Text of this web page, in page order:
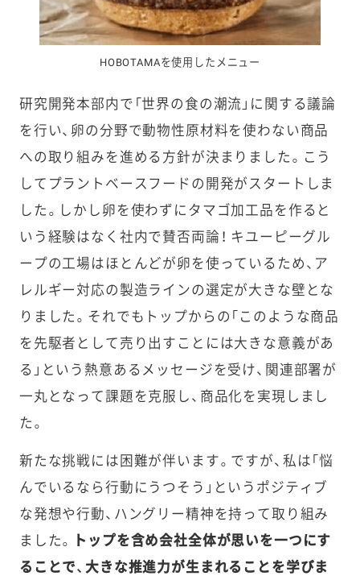
HOBOTAMAを使用したメニュー
研究開発本部内で「世界の食の潮流」に関する議論
を行い、卵の分野で動物性原材料を使わない商品
への取り組みを進める方針が決まりました。こう
してプラントベースフードの開発がスタートしま
した。しかし卵を使わずにタマゴ加工品を作ると
いう経験はなく社内で賛否両論！ キユーピーグル
ープの工場はほとんどが卵を使っているため、ア
レルギー対応の製造ラインの選定が大きな壁とな
りました。それでもトップからの「このような商品
を先駆者として売り出すことには大きな意義があ
る」という熱意あるメッセージを受け、関連部署が
一丸となって課題を克服し、商品化を実現しまし
た。
新たな挑戦には困難が伴います。ですが、私は「悩
んでいるなら行動にうつそう」というポジティブ
な発想や行動、ハングリー精神を持って取り組み
ました。
トップを含め会社全体が思いを一つにす
ることで、大きな推進力が生まれることを学びま